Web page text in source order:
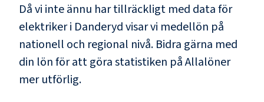
Då vi inte ännu har tillräckligt med data för
elektrikeri Danderydvisar vi medellön på
nationell och regional nivå. Bidra gärna med
din lön för att göra statistiken på Allalöner
mer utförlig.